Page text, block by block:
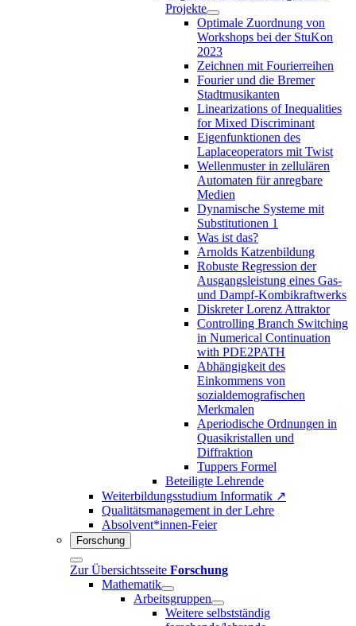
Projekte
Optimale Zuordnung von
Workshops bei der StuKon
2023
Zeichnen mit Fourierreihen
Fourier und die Bremer
Stadtmusikanten
Linearizations of Inequalities
for Mixed Discriminant
Eigenfunktionen des
Laplaceoperators mit Twist
Wellenmuster in zellulären
Automaten für anregbare
Medien
Dynamische Systeme mit
Substitutionen 1
Was ist das?
Arnolds Katzenbildung
Robuste Regression der
Ausgangsleistung eines Gas-
und Dampf-Kombikraftwerks
Diskreter Lorenz Attraktor
Controlling Branch Switching
in Numerical Continuation
with PDE2PATH
Abhängigkeit des
Einkommens von
sozialdemografischen
Merkmalen
Aperiodische Ordnungen in
Quasikristallen und
Diffraktion
Tuppers Formel
Beteiligte Lehrende
Weiterbildungsstudium Informatik ↗
Qualitätsmanagement in der Lehre
Absolvent*innen-Feier
Forschung
Zur Übersichtsseite Forschung
Mathematik
Arbeitsgruppen
Weitere selbstständig